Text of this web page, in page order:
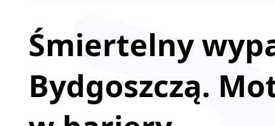
Śmiertelny
Bydgoszczą.